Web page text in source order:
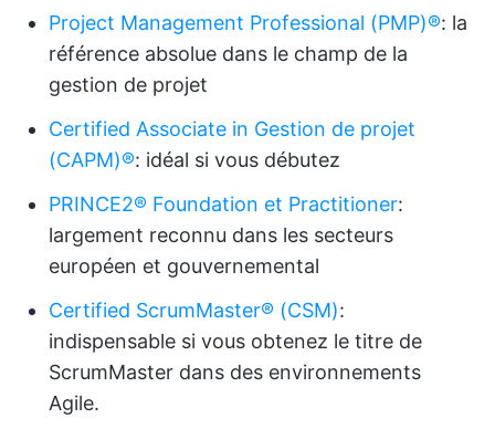
Project Management Professional (PMP)®: la
référence absolue dans le champ de la
gestion de projet
Certified Associate in Gestion de projet
(CAPM)®: idéal si vous débutez
PRINCE2® Foundation et Practitioner:
largement reconnu dans les secteurs
européen et gouvernemental
Certified ScrumMaster® (CSM):
indispensable si vous obtenez le titre de
ScrumMaster dans des environnements
Agile.